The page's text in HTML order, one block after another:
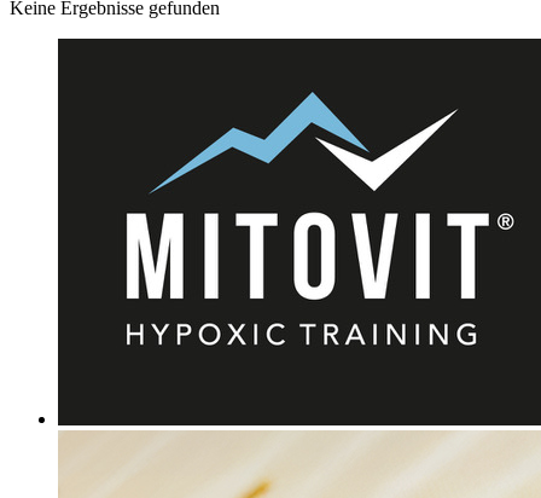
Keine Ergebnisse gefunden